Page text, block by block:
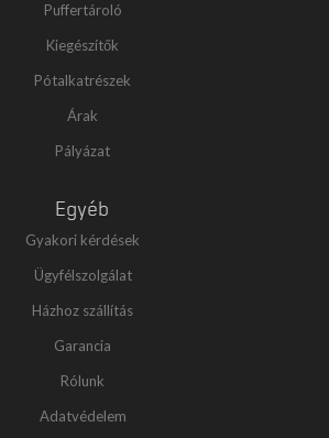
Puffertároló
Kiegészítők
Pótalkatrészek
Árak
Pályázat
Egyéb
Gyakori kérdések
Ügyfélszolgálat
Házhoz szállítás
Garancia
Rólunk
Adatvédelem